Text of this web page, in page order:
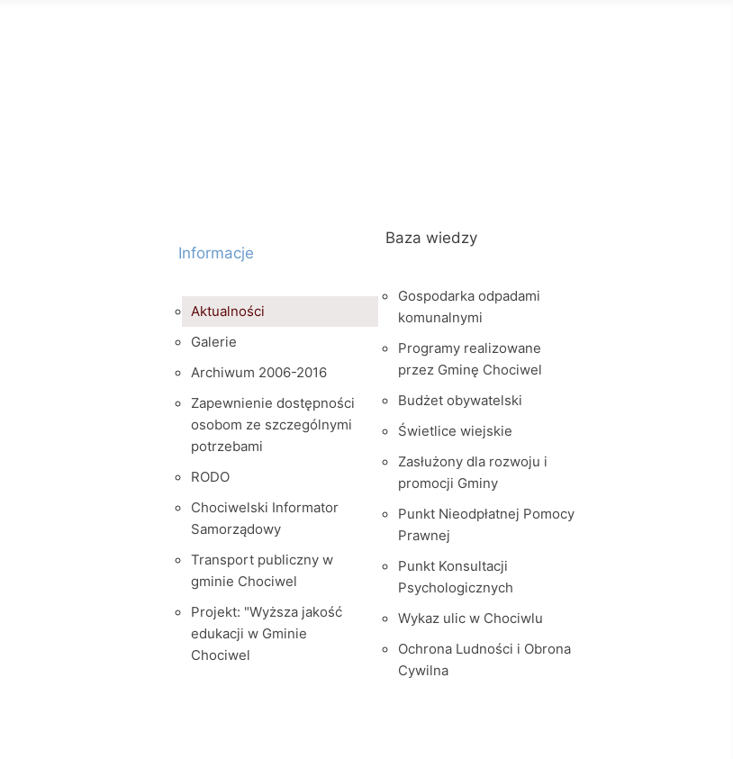
Informacje
Aktualności
Galerie
Archiwum 2006-2016
Zapewnienie dostępności
osobom ze szczególnymi
potrzebami
RODO
Chociwelski Informator
Samorządowy
Transport publiczny w
gminie Chociwel
Projekt: "Wyższa jakość
edukacji w Gminie
Chociwel
Baza wiedzy
Gospodarka odpadami
komunalnymi
Programy realizowane
przez Gminę Chociwel
Budżet obywatelski
Świetlice wiejskie
Zasłużony dla rozwoju i
promocji Gminy
Punkt Nieodpłatnej Pomocy
Prawnej
Punkt Konsultacji
Psychologicznych
Wykaz ulic w Chociwlu
Ochrona Ludności i Obrona
Cywilna